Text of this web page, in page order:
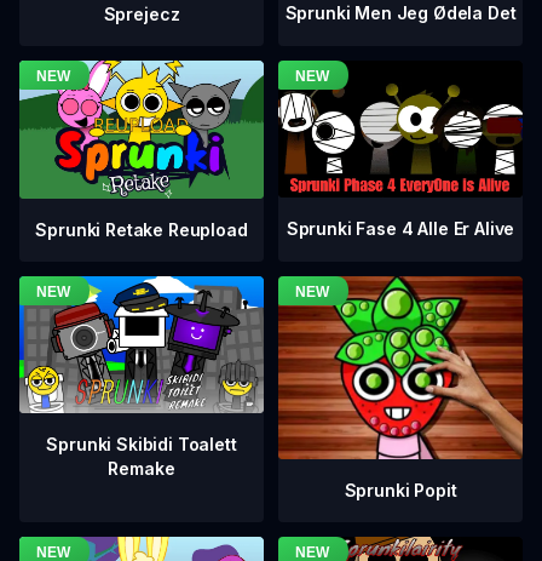
Sprejecz Sprunki Men Jeg Ødela Det
Sprunki Retake Reupload Sprunki Fase 4 Alle Er Alive
Sprunki Skibidi Toalett
Remake
Sprunki Popit